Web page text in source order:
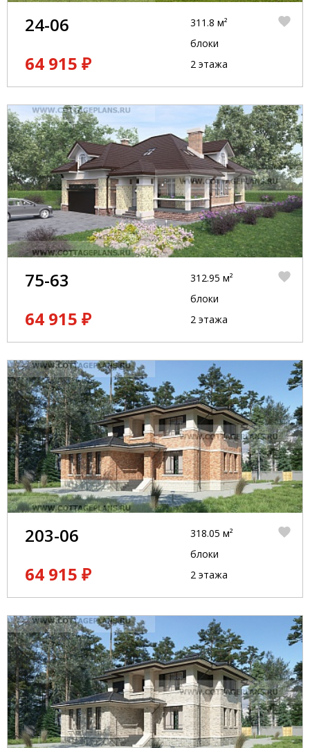
24-06
64 915 ₽
311.8 м²
блоки
2 этажа
75-63
64 915 ₽
312.95 м²
блоки
2 этажа
203-06
64 915 ₽
318.05 м²
блоки
2 этажа